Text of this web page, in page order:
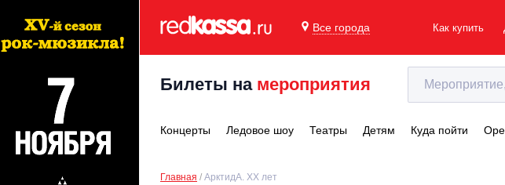
Все города Как купить
Билеты на мероприятия
Концерты Ледовое шоу Театры Детям Куда пойти
Главная АрктидА. ХХ лет